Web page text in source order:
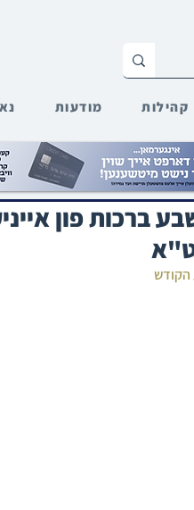
קהילות מודעות
ברכות פון
הקודש